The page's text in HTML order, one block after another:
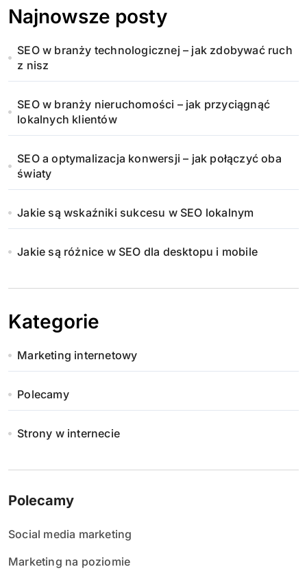
Najnowsze posty
SEO w branży technologicznej – jak zdobywać ruch
z nisz
SEO w branży nieruchomości – jak przyciągnąć
lokalnych klientów
SEO a optymalizacja konwersji – jak połączyć oba
światy
Jakie są wskaźniki sukcesu w SEO lokalnym
Jakie są różnice w SEO dla desktopu i mobile
Kategorie
Marketing internetowy
Polecamy
Strony w internecie
Polecamy
Social media marketing
Marketing na poziomie